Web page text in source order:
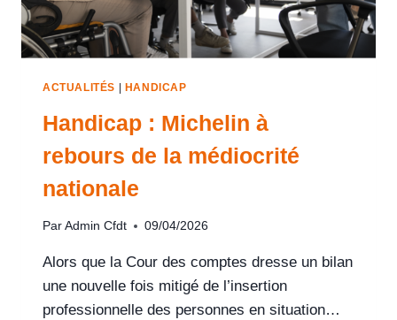
ACTUALITÉS | HANDICAP
Handicap : Michelin à
rebours de la médiocrité
nationale
Par Admin Cfdt 09/04/2026
Alors que la Cour des comptes dresse un bilan
une nouvelle fois mitigé de l’insertion
professionnelle des personnes en situation…